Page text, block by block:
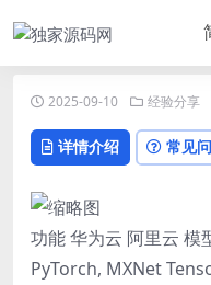
2025-09-10 经验分享
详情介绍 常见
功能 华为云 阿里云 模
PyTorch, MXNet